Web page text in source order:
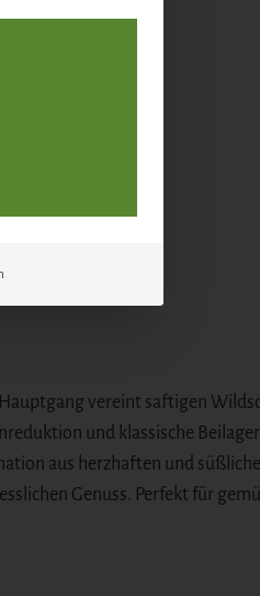
vereint saftigen
und klassische
aus herzhaften und
Genuss. Perfekt für